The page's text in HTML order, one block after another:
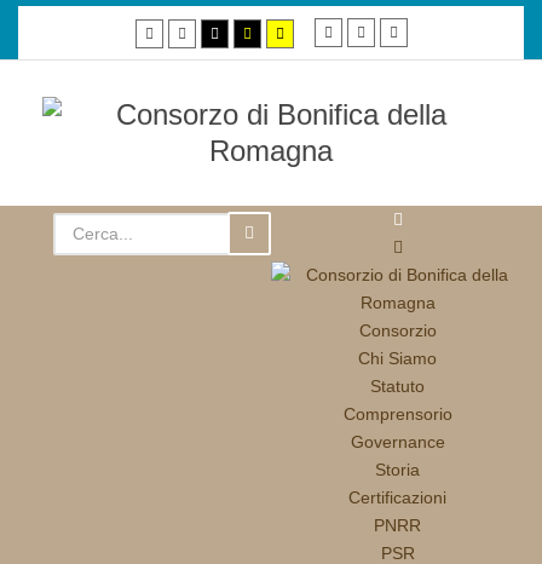
Default
mode
Night
mode
High
contrast
black/white
High
contrast
black/yellow
High
contrast
yellow/black
Smaller
font
Default
font
Larger
Consorzio
Chi Siamo
Statuto
Comprensorio
Governance
Storia
Certificazioni
PNRR
PSR